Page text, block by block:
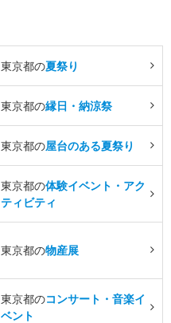
東京都の夏祭り
東京都の縁日・納涼祭
東京都の屋台のある夏祭り
東京都の体験イベント・アク
ティビティ
東京都の物産展
東京都のコンサート・音楽イ
ベント